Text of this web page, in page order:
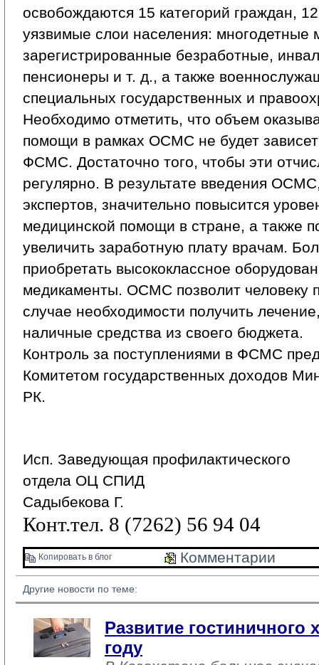
освобождаются 15 категорий граждан,
уязвимые слои населения: многодетные
зарегистрированные безработные,
пенсионеры и т. д., а также
специальных государственных и
Необходимо отметить, что объем
помощи в рамках ОСМС не будет
ФСМС. Достаточно того, чтобы эти
регулярно. В результате введения
экспертов, значительно повысится
медицинской помощи в стране, а также
увеличить заработную плату врачам.
приобретать высококлассное
медикаменты. ОСМС позволит человеку
случае необходимости получить
наличные средства из своего бюджета.
Контроль за поступлениями в ФСМС
Комитетом государственных доходов
РК.
Исп. Заведующая профилактического
отдела ОЦ СПИД
Садыбекова Г.
Конт.тел. 8 (7262) 56 94 04
Копировать в блог Комментарии
Другие новости по теме:
Развитие гостиничного
году